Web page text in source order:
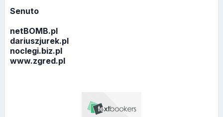
Senuto
netBOMB.pl
dariuszjurek.pl
noclegi.biz.pl
www.zgred.pl